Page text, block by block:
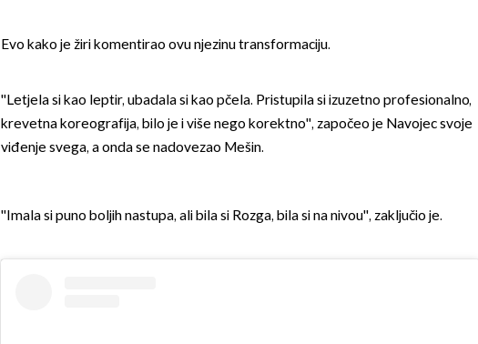
Evo kako je žiri komentirao ovu njezinu transformaciju.
''Letjela si kao leptir, ubadala si kao pčela. Pristupila si izuzetno profesionalno,
krevetna koreografija, bilo je i više nego korektno'', započeo je Navojec svoje
viđenje svega, a onda se nadovezao Mešin.
''Imala si puno boljih nastupa, ali bila si Rozga, bila si na nivou'', zaključio je.
OMOGUĆI OBAVIJESTI